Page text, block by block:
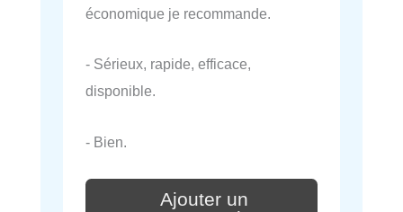
économique je recommande.
- Sérieux, rapide, efficace,
disponible.
- Bien.
Ajouter un